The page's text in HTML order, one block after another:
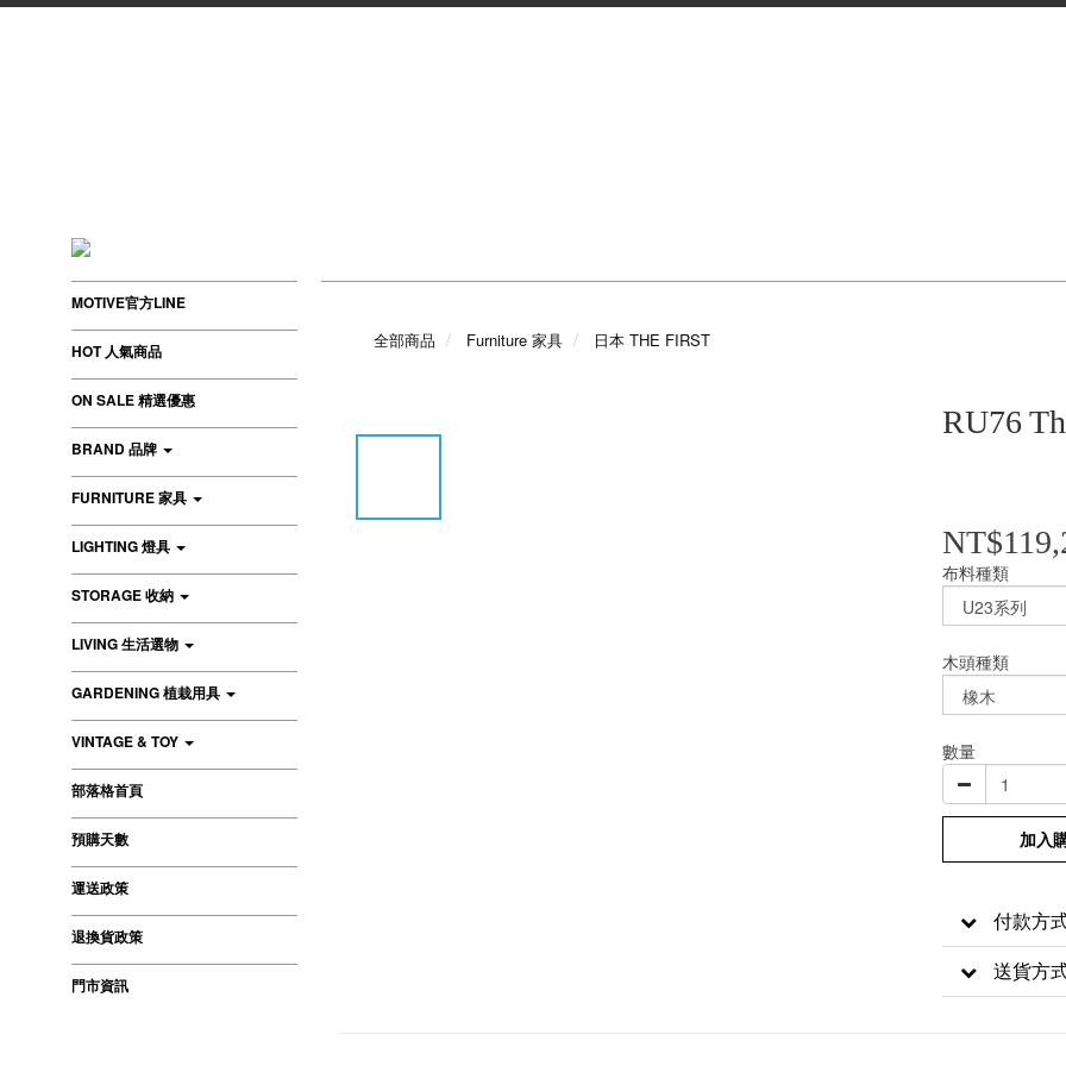
MOTIVE官方LINE
HOT 人氣商品
ON SALE 精選優惠
BRAND 品牌
FURNITURE 家具
LIGHTING 燈具
STORAGE 收納
LIVING 生活選物
GARDENING 植栽用具
VINTAGE & TOY
部落格首頁
預購天數
運送政策
退換貨政策
門市資訊
全部商品 Furniture 家具 日本 THE FIRST
RU76
布料種類
木頭種類
數量
加入
付款方
送貨方